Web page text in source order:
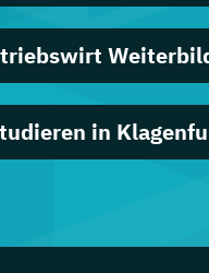
in